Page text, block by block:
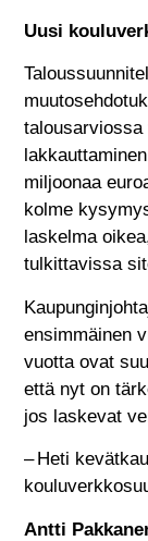
Uusi
miljoonaa
kolme
laskelma
tulkittavissa
ensimmäinen
vuotta ovat
että nyt on
jos laskevat
– Heti
Antti